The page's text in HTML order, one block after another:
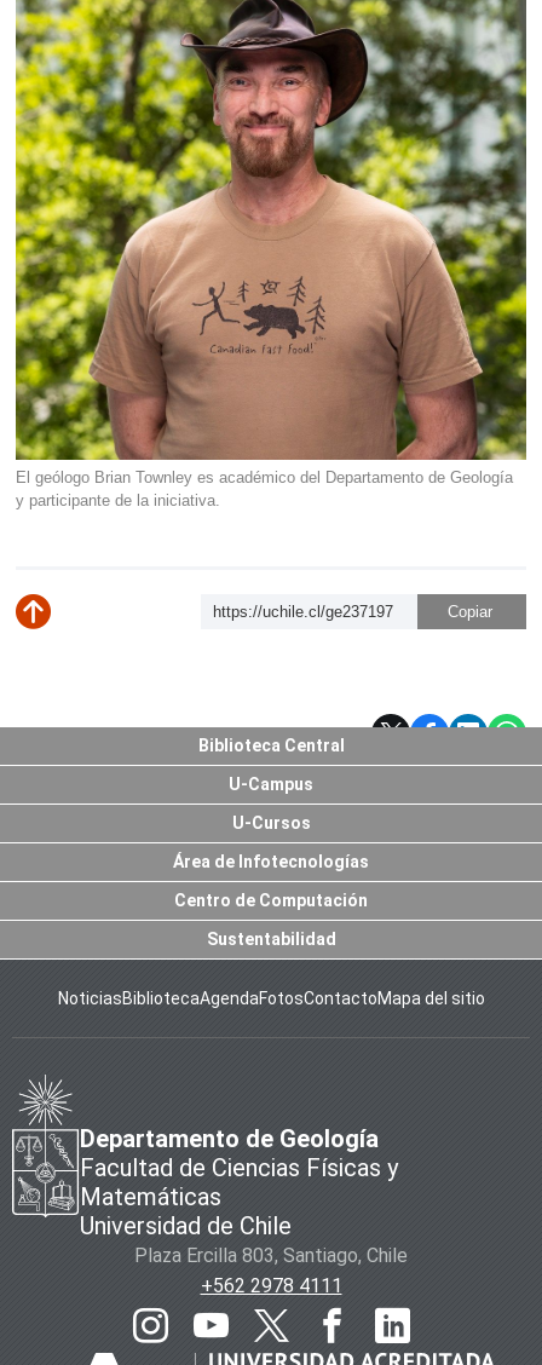
El geólogo Brian Townley es académico del Departamento de Geología
y participante de la iniciativa.
https://uchile.cl/ge237197
Biblioteca Central
U-Campus
U-Cursos
Área de Infotecnologías
Centro de Computación
Sustentabilidad
NoticiasBibliotecaAgendaFotosContactoMapa del sitio
Departamento de Geología
Facultad de Ciencias Físicas y
Matemáticas
Universidad de Chile
Plaza Ercilla 803, Santiago, Chile
+562 2978 4111